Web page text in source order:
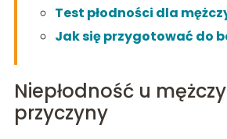
Test płodności dla
Jak się przygotować do
Niepłodność u
przyczyny